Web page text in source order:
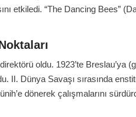
etkiledi. “The Dancing Bees”
oldu. 1923’te Breslau’ya
II. Dünya Savaşı sırasında
dönerek çalışmalarını